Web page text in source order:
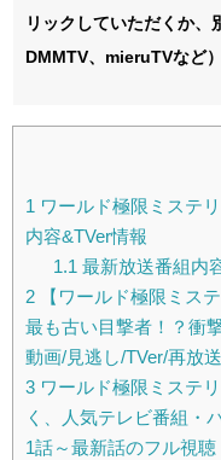
リックしていただくか、
DMMTV、mieruTVなど
1 ワールド極限ミステ
内容&TVer情報
1.1 最新放送番組内
2 【ワールド極限ミス
最も古い目撃者！？衝
動画/見逃し/TVer/再放
3 ワールド極限ミステ
く、人気テレビ番組・
1話～最新話のフル視